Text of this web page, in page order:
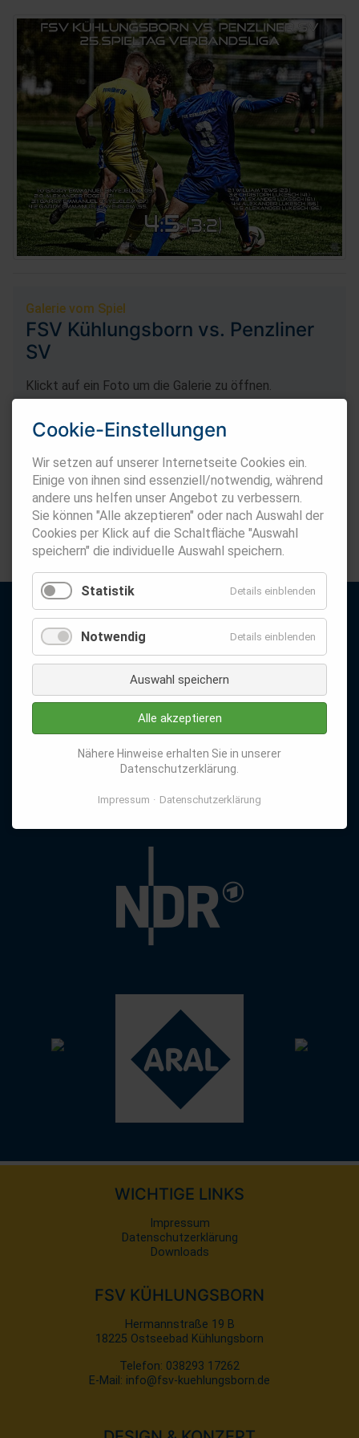
Galerie vom Spiel
FSV Kühlungsborn vs. Penzliner
SV
Klickt auf ein Foto um die Galerie zu öffnen.
Zurück
WICHTIGE LINKS
Navigation
überspringen
Impressum
Datenschutzerklärung
Downloads
FSV KÜHLUNGSBORN
Hermannstraße 19 B
18225 Ostseebad Kühlungsborn
Telefon: 038293 17262
E-Mail: info@fsv-kuehlungsborn.de
Cookie-Einstellungen
Wir setzen auf unserer Internetseite Cookies ein.
Einige von ihnen sind essenziell/notwendig, während
andere uns helfen unser Angebot zu verbessern.
Sie können "Alle akzeptieren" oder nach Auswahl der
Cookies per Klick auf die Schaltfläche "Auswahl
speichern" die individuelle Auswahl speichern.
Statistik Details einblenden
Notwendig Details einblenden
Auswahl speichern
Alle akzeptieren
Nähere Hinweise erhalten Sie in unserer
Datenschutzerklärung.
Impressum Datenschutzerklärung